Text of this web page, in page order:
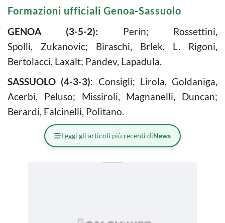
Formazioni ufficiali Genoa-Sassuolo
GENOA (3-5-2): Perin; Rossettini,
Spolli, Zukanovic; Biraschi, Brlek, L. Rigoni,
Bertolacci, Laxalt; Pandev, Lapadula.
SASSUOLO (4-3-3): Consigli; Lirola, Goldaniga,
Acerbi, Peluso; Missiroli, Magnanelli, Duncan;
Berardi, Falcinelli, Politano.
Leggi gli articoli più recenti diNews